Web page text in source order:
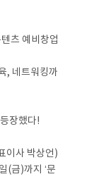
츠 예비창업
, 네트워킹까
장했다!
이사 박상언)
(금)까지 ‘문